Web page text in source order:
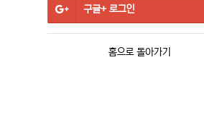
구글+로그인
홈으로 돌아가기